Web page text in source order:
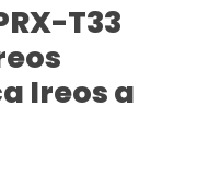
T33
Ireos a